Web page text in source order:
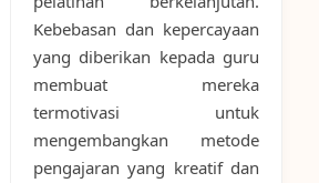
Kebebasan dan kepercayaan
yang diberikan kepada guru
membuat mereka
termotivasi untuk
mengembangkan metode
pengajaran yang kreatif dan